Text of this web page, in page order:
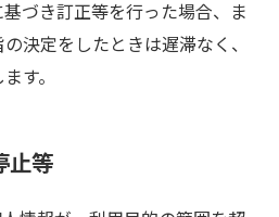
づき訂正等を行った場合、ま
決定をしたときは遅滞なく、
す。
止等